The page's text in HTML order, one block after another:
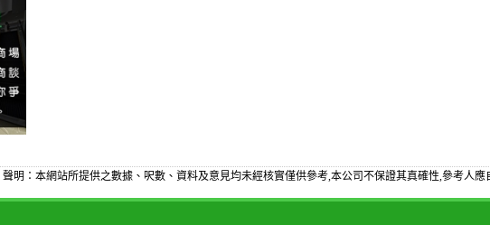
聲明：本網站所提供之數據、呎數、資料及意見均未經核實僅供參考,本公司不保證其真確性,參考人